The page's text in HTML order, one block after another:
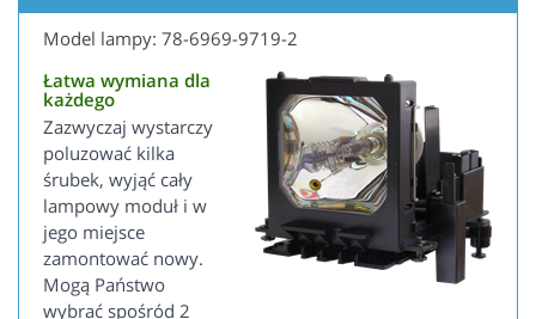
Model lampy: 78-6969-9719-2
Łatwa wymiana dla
każdego
Zazwyczaj wystarczy
poluzować kilka
śrubek, wyjąć cały
lampowy moduł i w
jego miejsce
zamontować nowy.
Mogą Państwo
wybrać spośród 2